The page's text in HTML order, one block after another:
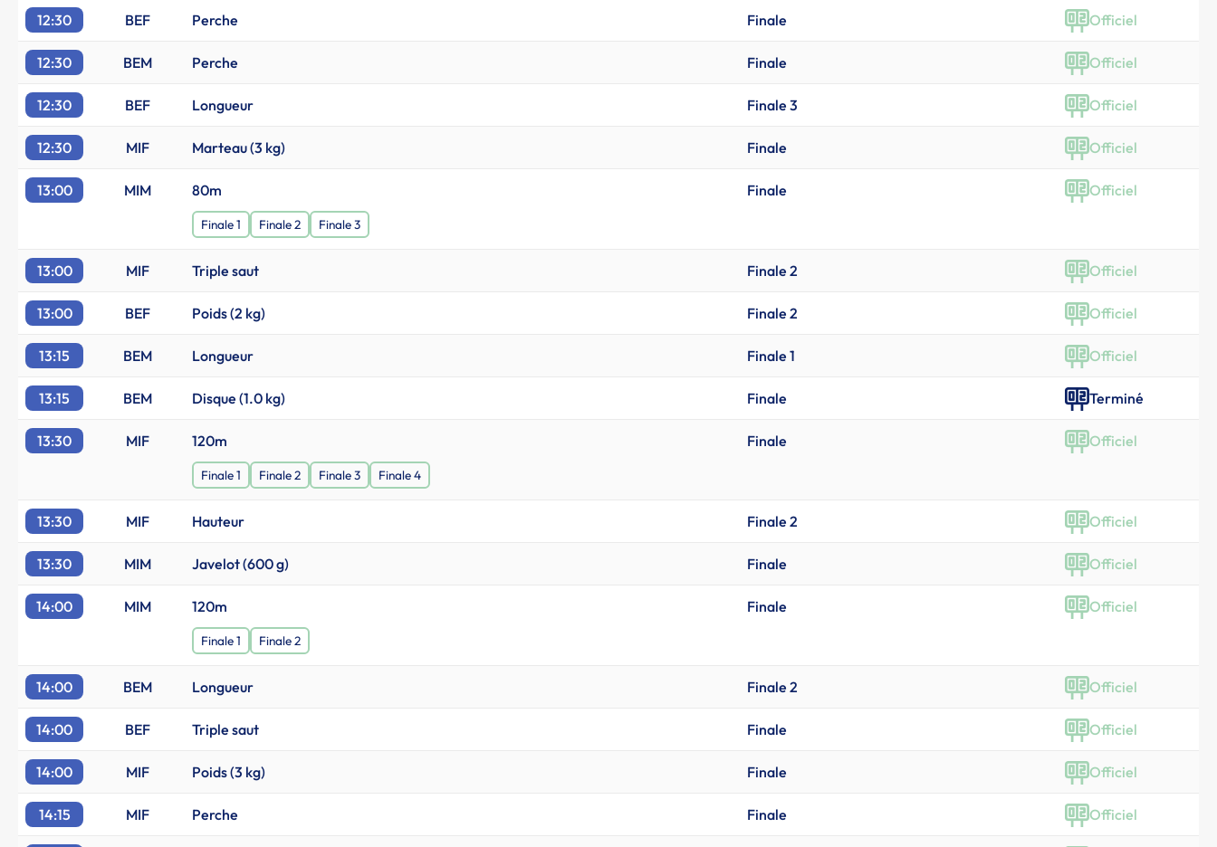
12:30 BEF Perche Finale Officiel
12:30 BEM Perche Finale Officiel
12:30 BEF Longueur Finale 3 Officiel
12:30 MIF Marteau (3 kg) Finale Officiel
13:00 MIM 80m Finale Officiel
Finale 1 Finale 2 Finale 3
13:00 MIF Triple saut Finale 2 Officiel
13:00 BEF Poids (2 kg) Finale 2 Officiel
13:15 BEM Longueur Finale 1 Officiel
13:15 BEM Disque (1.0 kg) Finale Terminé
13:30 MIF 120m Finale Officiel
Finale 1 Finale 2 Finale 3 Finale 4
13:30 MIF Hauteur Finale 2 Officiel
13:30 MIM Javelot (600 g) Finale Officiel
14:00 MIM 120m Finale Officiel
Finale 1 Finale 2
14:00 BEM Longueur Finale 2 Officiel
14:00 BEF Triple saut Finale Officiel
14:00 MIF Poids (3 kg) Finale Officiel
14:15 MIF Perche Finale Officiel